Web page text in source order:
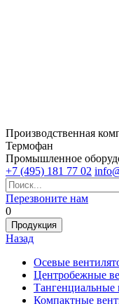
Производственная
Термофан
Промышленное
+7 (495) 181 77 02
Перезвоните нам
0
Продукция
Назад
Осевые
Центробежные
Тангенциальные
Компактные